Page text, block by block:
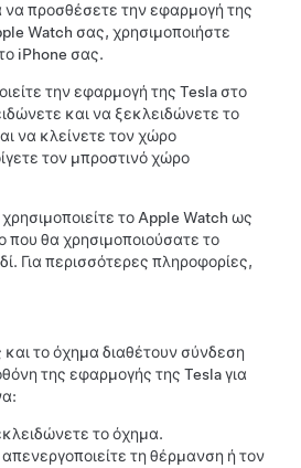
να προσθέσετε την εφαρμογή της
Watch σας, χρησιμοποιήστε
iPhone σας.
την εφαρμογή της Tesla στο
και να ξεκλειδώνετε το
να κλείνετε τον χώρο
τον μπροστινό χώρο
το Apple Watch ως
που θα χρησιμοποιούσατε το
Για περισσότερες πληροφορίες,
το όχημα διαθέτουν σύνδεση
της εφαρμογής της Tesla για
το όχημα.
απενεργοποιείτε τη θέρμανση ή τον